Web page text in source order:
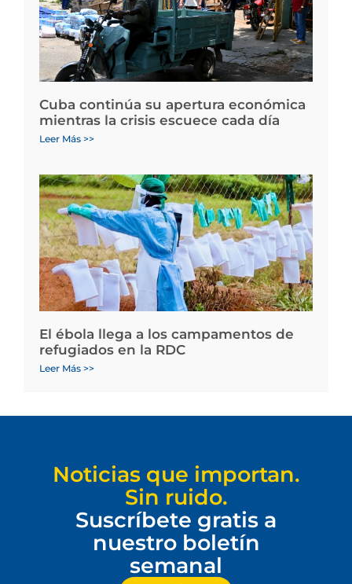
Cuba continúa su apertura económica
mientras la crisis escuece cada día
Leer Más >>
El ébola llega a los campamentos de
refugiados en la RDC
Leer Más >>
Noticias que importan.
Sin ruido.
Suscríbete gratis a
nuestro boletín
semanal